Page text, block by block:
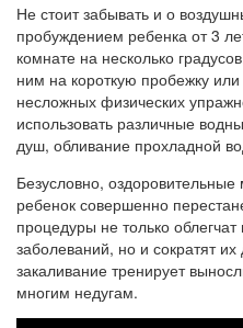
Не стоит забывать и о
пробуждением ребенка от 3
комнате на несколько
ним на короткую пробежку
несложных физических
использовать различные
душ, обливание прохладной
Безусловно,
ребенок совершенно
процедуры не только
заболеваний, но и сократят
закаливание тренирует
многим недугам.